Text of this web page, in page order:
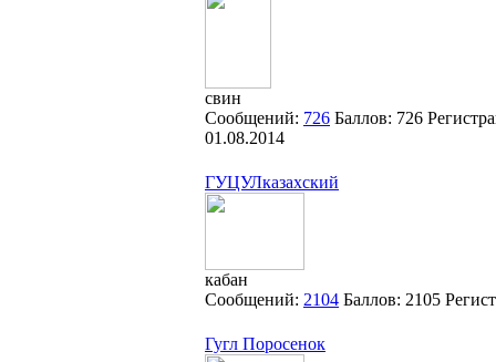
свин
Сообщений: 726 Баллов: 726
01.08.2014
ГУЦУЛказахский
кабан
Сообщений: 2104 Баллов: 2105
Гугл Поросенок